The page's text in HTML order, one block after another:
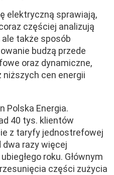
elektryczną sprawiają,
częściej analizują
także sposób
budzą przede
oraz dynamiczne,
cen energii
Polska Energia.
40 tys. klientów
z taryfy jednostrefowej
razy więcej
roku. Głównym
części zużycia